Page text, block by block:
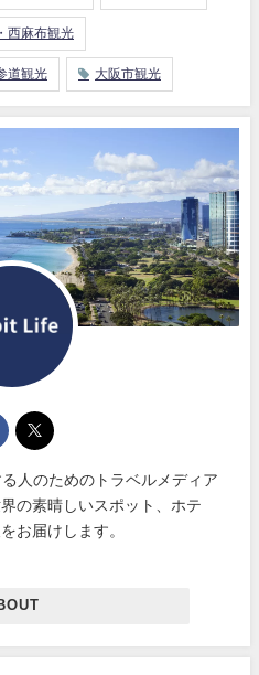
西麻布観光
道観光 大阪市観光
人のためのトラベルメディア
の素晴しいスポット、ホテ
お届けします。